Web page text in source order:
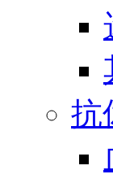
抗